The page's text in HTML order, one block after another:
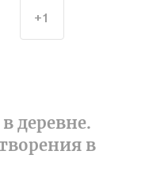
деревне.
в
+1